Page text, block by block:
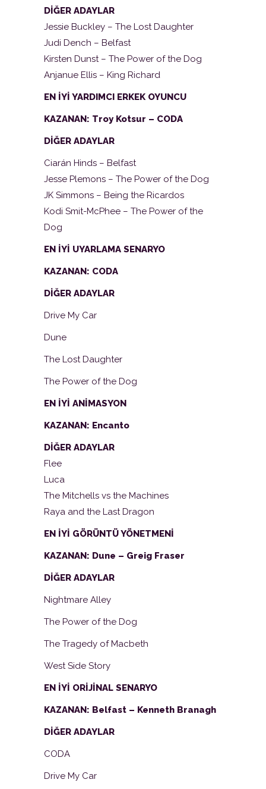
DİĞER ADAYLAR
Jessie Buckley – The Lost Daughter
Judi Dench – Belfast
Kirsten Dunst – The Power of the Dog
Anjanue Ellis – King Richard
EN İYİ YARDIMCI ERKEK OYUNCU
KAZANAN: Troy Kotsur – CODA
DİĞER ADAYLAR
Ciarán Hinds – Belfast
Jesse Plemons – The Power of the Dog
JK Simmons – Being the Ricardos
Kodi Smit-McPhee – The Power of the
Dog
EN İYİ UYARLAMA SENARYO
KAZANAN: CODA
DİĞER ADAYLAR
Drive My Car
Dune
The Lost Daughter
The Power of the Dog
EN İYİ ANİMASYON
KAZANAN: Encanto
DİĞER ADAYLAR
Flee
Luca
The Mitchells vs the Machines
Raya and the Last Dragon
EN İYİ GÖRÜNTÜ YÖNETMENİ
KAZANAN: Dune – Greig Fraser
DİĞER ADAYLAR
Nightmare Alley
The Power of the Dog
The Tragedy of Macbeth
West Side Story
EN İYİ ORİJİNAL SENARYO
KAZANAN: Belfast – Kenneth Branagh
DİĞER ADAYLAR
CODA
Drive My Car